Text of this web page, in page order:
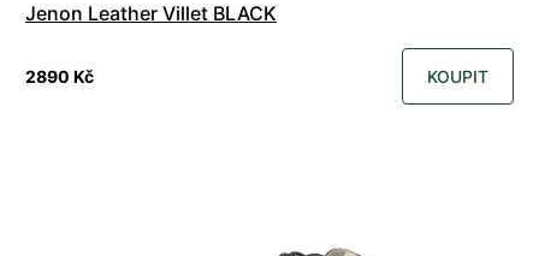
Jenon Leather Villet BLACK
2890 Kč KOUPIT